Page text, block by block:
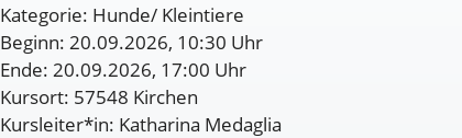
Kategorie: Hunde/ Kleintiere
Beginn: 20.09.2026, 10:30 Uhr
Ende: 20.09.2026, 17:00 Uhr
Kursort: 57548 Kirchen
Kursleiter*in: Katharina Medaglia